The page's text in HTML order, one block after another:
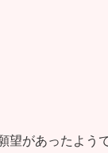
望があったよう